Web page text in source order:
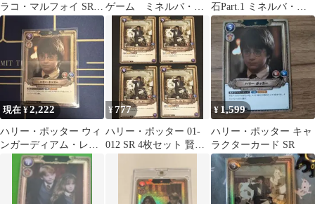
ラコ・マルフォイ SR 5
枚セット
ゲーム ミネルバ・マ
クゴナガルsr 1枚
石Part.1 ミネルバ・マ
クゴナガル SR
現在 ¥2,222
ハリー・ポッター ウィ
ンガーディアム・レヴ
ィオーサ 2枚セット
¥777
ハリー・ポッター 01-
012 SR 4枚セット 賢者
¥ 1,599
ハリー・ポッター キャ
ラクターカード SR